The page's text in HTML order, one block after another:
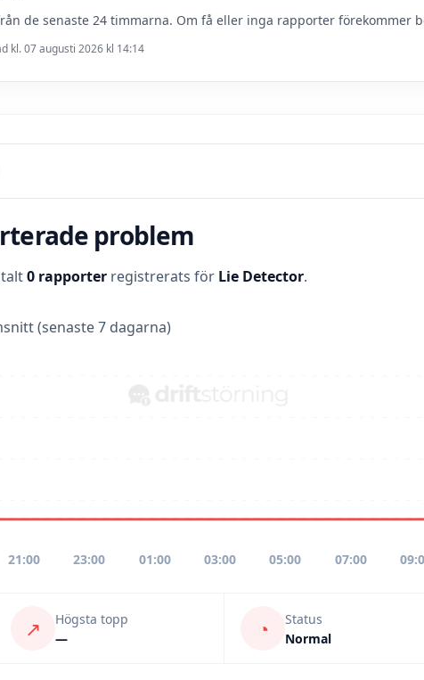
de senaste 24 timmarna. Om få eller inga rapporter förekommer
kl. 07 augusti 2026 kl 14:14
problem
0 rapporter registrerats för Lie Detector.
(senaste 7 dagarna)
21:00 23:00 01:00 03:00 05:00 07:00
↗
Högsta topp
—
◔
Status
Normal